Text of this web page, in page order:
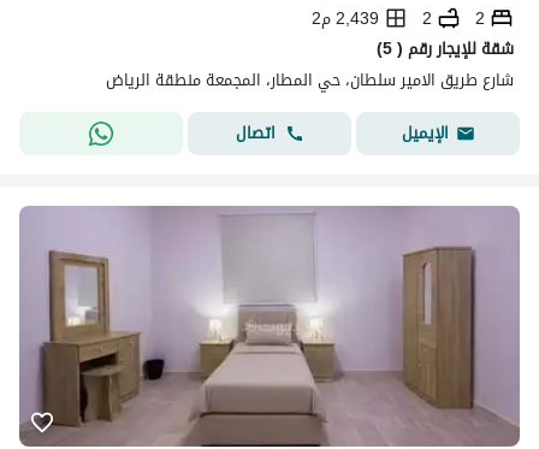
2
2
2,439 م2
شقة للإيجار رقم ( 5)
شارع طريق الامير سلطان، حي المطار، المجمعة منطقة الرياض
الإيميل
اتصال